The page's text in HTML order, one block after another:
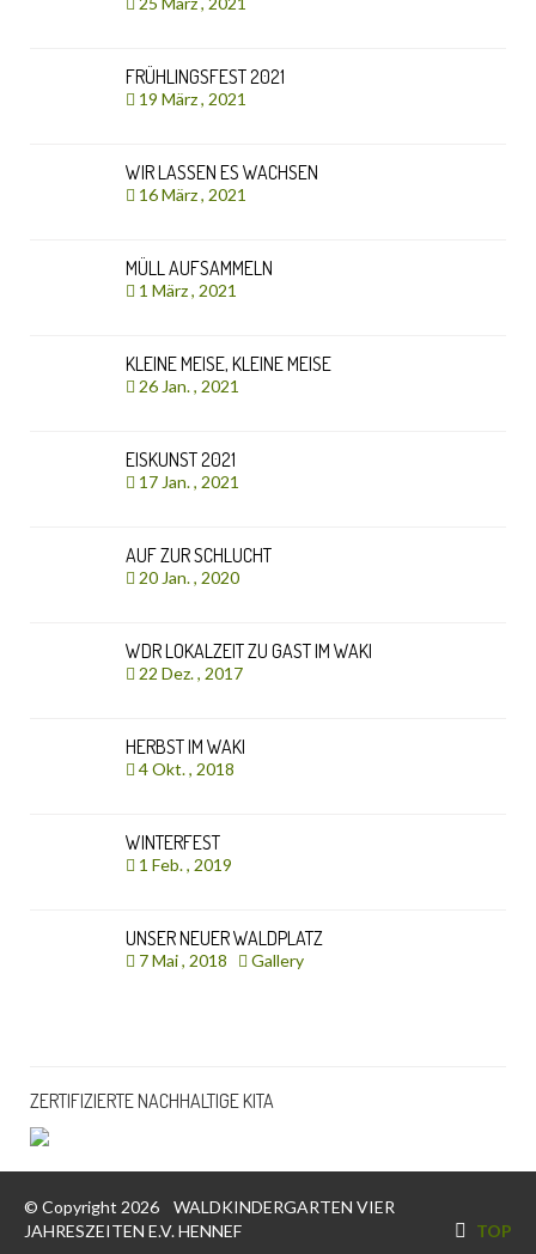
FRÜHLINGSFEST 2021
19 März , 2021
WIR LASSEN ES WACHSEN
16 März , 2021
MÜLL AUFSAMMELN
1 März , 2021
KLEINE MEISE, KLEINE MEISE
26 Jan. , 2021
EISKUNST 2021
17 Jan. , 2021
AUF ZUR SCHLUCHT
20 Jan. , 2020
WDR LOKALZEIT ZU GAST IM WAKI
22 Dez. , 2017
HERBST IM WAKI
4 Okt. , 2018
WINTERFEST
1 Feb. , 2019
UNSER NEUER WALDPLATZ
7 Mai , 2018 Gallery
ZERTIFIZIERTE NACHHALTIGE KITA
© Copyright 2026 WALDKINDERGARTEN VIER
JAHRESZEITEN E.V. HENNEF
TOP